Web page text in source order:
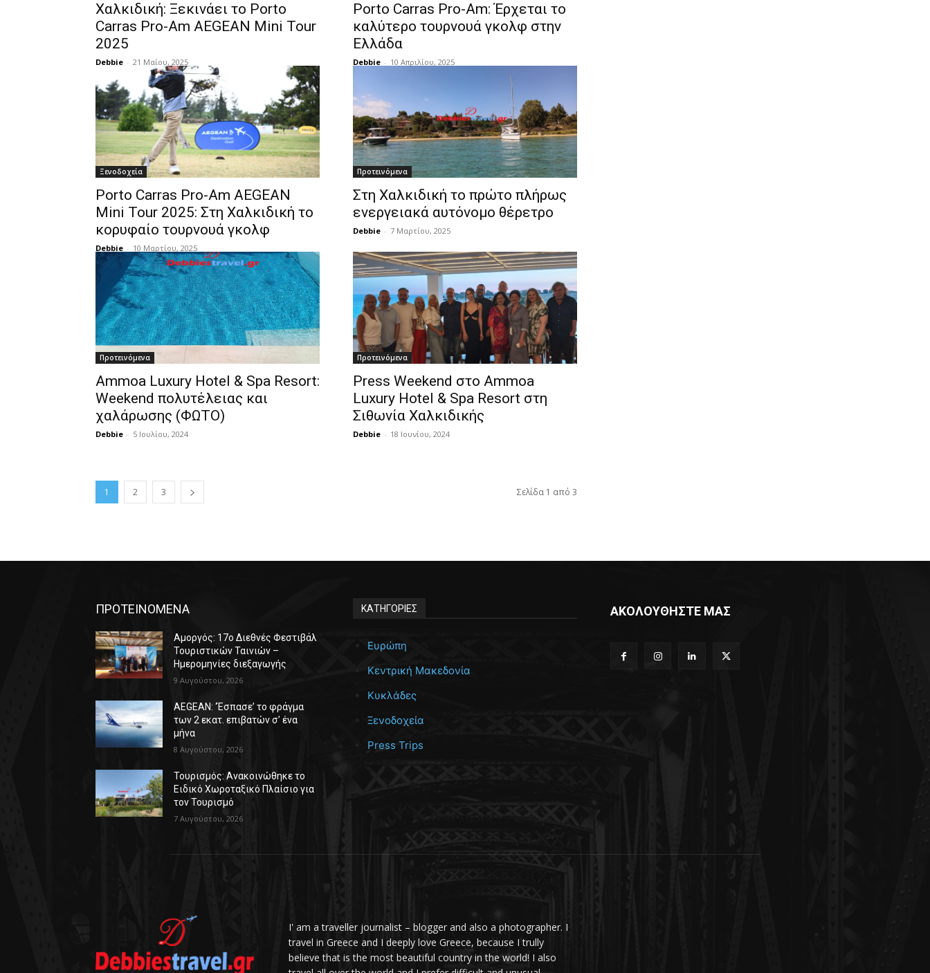
Χαλκιδική: Ξεκινάει το Porto
Carras Pro-Am AEGEAN Mini Tour
2025
Debbie - 21 Μαΐου, 2025
Porto Carras Pro-Am: Έρχεται το
καλύτερο τουρνουά γκολφ στην
Ελλάδα
Debbie - 10 Απριλίου, 2025
Ξενοδοχεία
Porto Carras Pro-Am AEGEAN
Mini Tour 2025: Στη Χαλκιδική το
κορυφαίο τουρνουά γκολφ
Debbie - 10 Μαρτίου, 2025
Προτεινόμενα
Στη Χαλκιδική το πρώτο πλήρως
ενεργειακά αυτόνομο θέρετρο
Debbie - 7 Μαρτίου, 2025
Προτεινόμενα
Ammoa Luxury Hotel & Spa Resort:
Weekend πολυτέλειας και
χαλάρωσης (ΦΩΤΟ)
Debbie - 5 Ιουλίου, 2024
Προτεινόμενα
Press Weekend στο Ammoa
Luxury Hotel & Spa Resort στη
Σιθωνία Χαλκιδικής
Debbie - 18 Ιουνίου, 2024
1 2 3 Σελίδα 1 από 3
ΠΡΟΤΕΙΝΟΜΕΝΑ
Αμοργός: 17ο Διεθνές Φεστιβάλ
Τουριστικών Ταινιών –
Ημερομηνίες διεξαγωγής
9 Αυγούστου, 2026
AEGEAN: ‘Έσπασε’ το φράγμα
των 2 εκατ. επιβατών σ’ ένα
μήνα
8 Αυγούστου, 2026
Τουρισμός: Ανακοινώθηκε το
Ειδικό Χωροταξικό Πλαίσιο για
τον Τουρισμό
7 Αυγούστου, 2026
ΚΑΤΗΓΟΡΙΕΣ
Ευρώπη
Κεντρική Μακεδονία
Κυκλάδες
Ξενοδοχεία
Press Trips
ΑΚΟΛΟΥΘΗΣΤΕ ΜΑΣ
I' am a traveller journalist – blogger and also a photographer. I
travel in Greece and I deeply love Greece, because I trully
believe that is the most beautiful country in the world! I also